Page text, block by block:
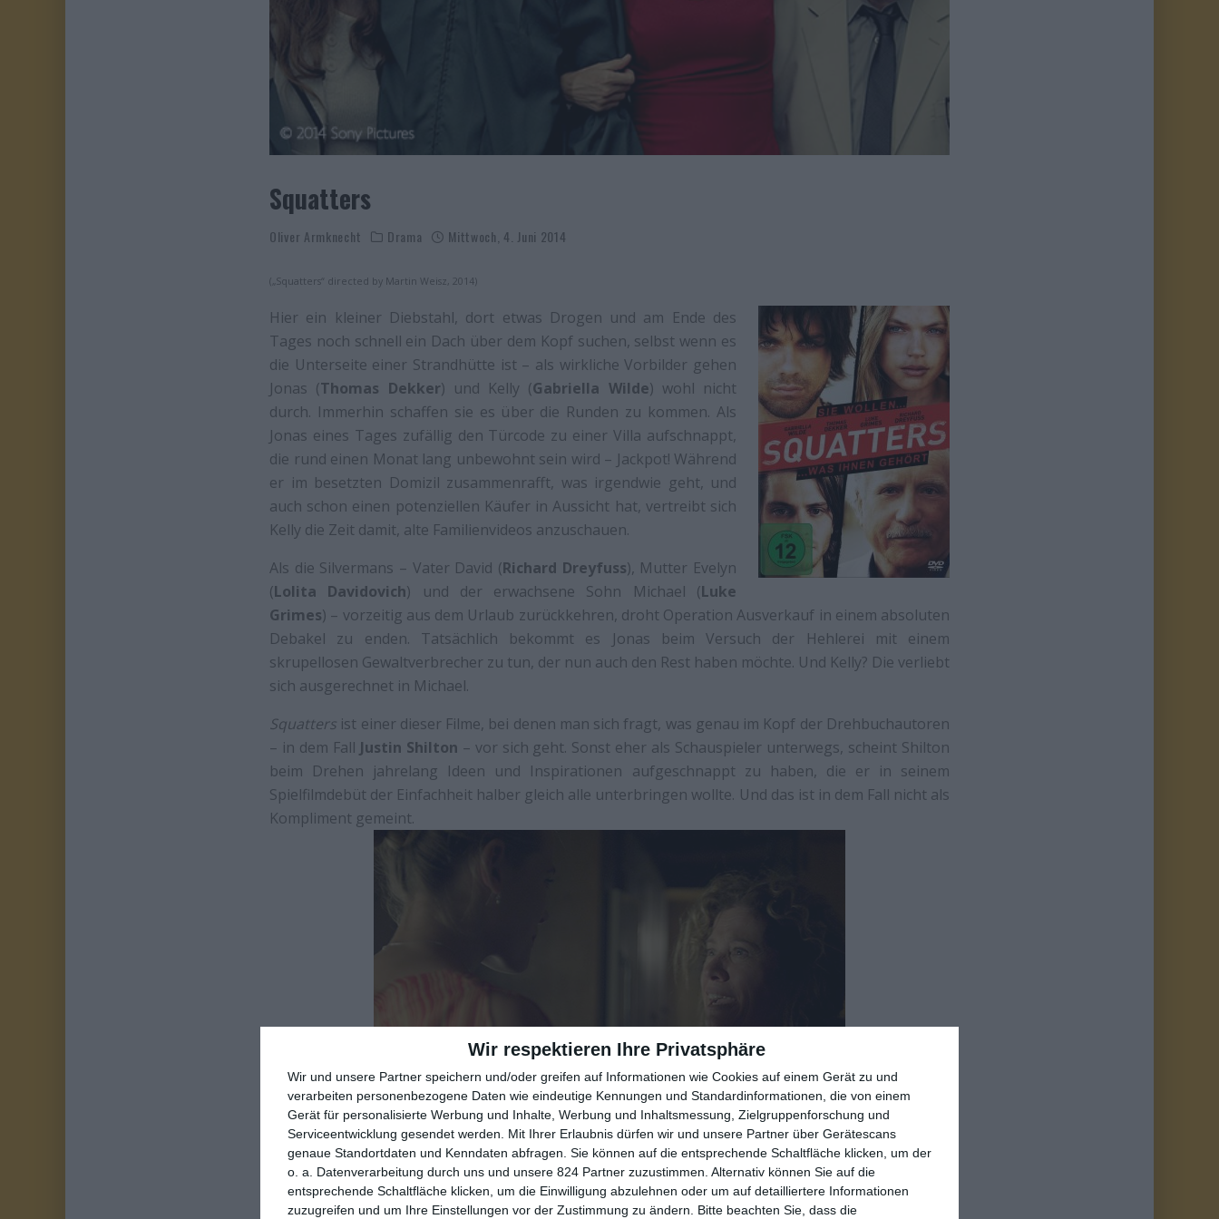
Wir respektieren Ihre Privatsphäre
Wir und unsere Partner speichern und/oder greifen auf Informationen wie Cookies auf einem Gerät zu und
verarbeiten personenbezogene Daten wie eindeutige Kennungen und Standardinformationen, die von einem
Gerät für personalisierte Werbung und Inhalte, Werbung und Inhaltsmessung, Zielgruppenforschung und
Serviceentwicklung gesendet werden.
Mit Ihrer Erlaubnis dürfen wir und unsere Partner über Gerätescans
genaue Standortdaten und Kenndaten abfragen. Sie können auf die entsprechende Schaltfläche klicken, um der
o. a. Datenverarbeitung durch uns und unsere 824 Partner zuzustimmen. Alternativ können Sie auf die
entsprechende Schaltfläche klicken, um die Einwilligung abzulehnen oder um auf detailliertere Informationen
zuzugreifen und um Ihre Einstellungen vor der Zustimmung zu ändern.
Bitte beachten Sie, dass die
Squatters
Oliver Armknecht Drama Mittwoch, 4. Juni 2014
(„Squatters“ directed by Martin Weisz, 2014)
Hier ein kleiner Diebstahl, dort etwas Drogen und am Ende des
Tages noch schnell ein Dach über dem Kopf suchen, selbst wenn es
die Unterseite einer Strandhütte ist – als wirkliche Vorbilder gehen
Jonas (Thomas Dekker) und Kelly (Gabriella Wilde) wohl nicht
durch. Immerhin schaffen sie es über die Runden zu kommen. Als
Jonas eines Tages zufällig den Türcode zu einer Villa aufschnappt,
die rund einen Monat lang unbewohnt sein wird – Jackpot! Während
er im besetzten Domizil zusammenrafft, was irgendwie geht, und
auch schon einen potenziellen Käufer in Aussicht hat, vertreibt sich
Kelly die Zeit damit, alte Familienvideos anzuschauen.
Als die Silvermans – Vater David (Richard Dreyfuss), Mutter Evelyn
(Lolita Davidovich) und der erwachsene Sohn Michael (Luke
Grimes) – vorzeitig aus dem Urlaub zurückkehren, droht Operation Ausverkauf in einem absoluten
Debakel zu enden. Tatsächlich bekommt es Jonas beim Versuch der Hehlerei mit einem
skrupellosen Gewaltverbrecher zu tun, der nun auch den Rest haben möchte. Und Kelly? Die verliebt
sich ausgerechnet in Michael.
Squatters ist einer dieser Filme, bei denen man sich fragt, was genau im Kopf der Drehbuchautoren
– in dem Fall Justin Shilton – vor sich geht. Sonst eher als Schauspieler unterwegs, scheint Shilton
beim Drehen jahrelang Ideen und Inspirationen aufgeschnappt zu haben, die er in seinem
Spielfilmdebüt der Einfachheit halber gleich alle unterbringen wollte. Und das ist in dem Fall nicht als
Kompliment gemeint.
Am gelungensten ist noch der Einstieg, wenn wir ein bisschen am Obdachlosenalltag von Jonas und
Kelly teilhaben dürfen. Das mag nicht übermäßig originell sein, verzichtet aber auf zu viel